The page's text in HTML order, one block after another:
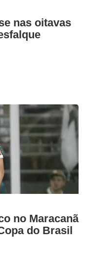
nas oitavas
no Maracanã
do Brasil